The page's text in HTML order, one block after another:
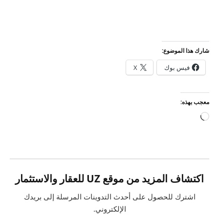
شارك هذا الموضوع:
فيس بوك X
معجب بهذه:
جاري
اكتشاف المزيد من موقع UZ للعقار والاستثمار
اشترك للحصول على أحدث التدوينات المرسلة إلى بريدك
الإلكتروني.